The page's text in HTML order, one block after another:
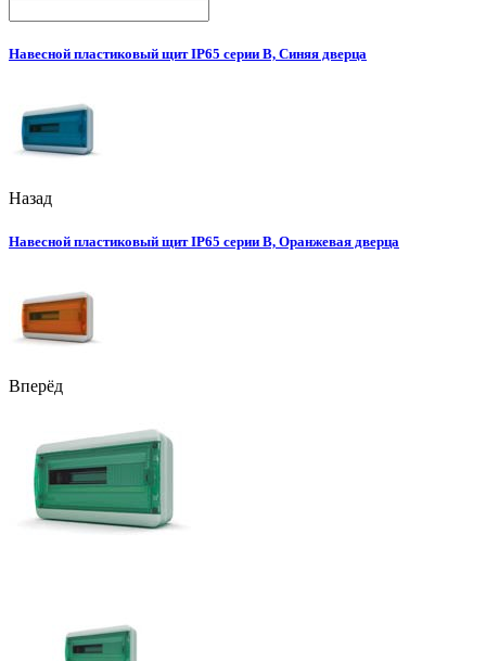
Навесной пластиковый щит IP65 серии B, Синяя дверца
Назад
Навесной пластиковый щит IP65 серии B, Оранжевая дверца
Вперёд